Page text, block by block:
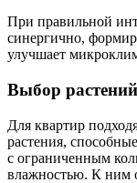
При правильной
синергично,
улучшает
Выбор
Для квартир
растения,
с ограниченным
влажностью. К ним